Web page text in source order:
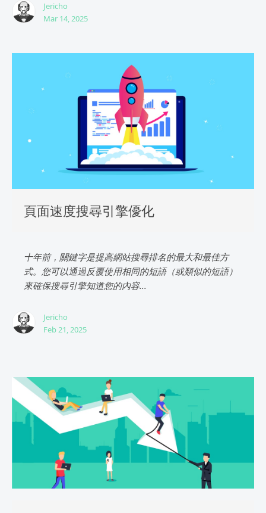
Jericho
Mar 14, 2025
頁面速度搜尋引擎優化
十年前，關鍵字是提高網站搜尋排名的最大和最佳方
式。您可以通過反覆使用相同的短語（或類似的短語）
來確保搜尋引擎知道您的內容...
Jericho
Feb 21, 2025